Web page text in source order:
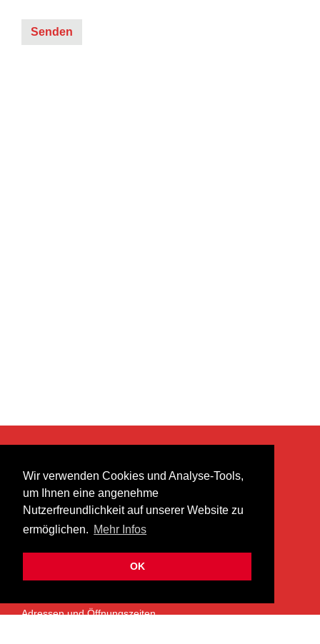
Wir verwenden Cookies und Analyse-Tools,
um Ihnen eine angenehme
Nutzerfreundlichkeit auf unserer Website zu
ermöglichen. Mehr Infos
OK
heer musik ag
Lättenstrasse 35
8952 Schlieren
info@heermusic.com
ÜBER UNS
Adressen und Öffnungszeiten